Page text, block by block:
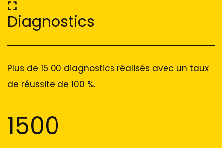
Diagnostics
Plus de 15 00 diagnostics réalisés avec un taux
de réussite de 100 %.
1500